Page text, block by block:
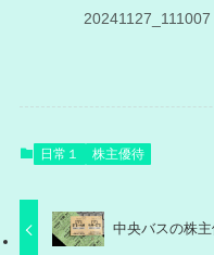
日常１ 株主優待
中央バスの株主